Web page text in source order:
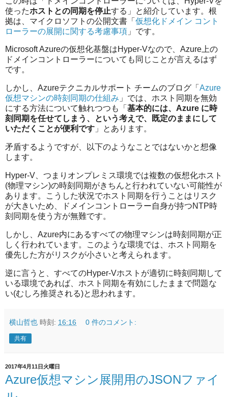
使ったホストとの同期を停止する」と紹介しています。根
拠は、マイクロソフトの公開文書「 仮想化ドメイン コント
ローラーの展開に関する考慮事項 」です。
Microsoft Azureの仮想化基盤はHyper-Vなので、Azure上の
ドメインコントローラーについても同じことが言えるはず
です。
しかし、Azureテクニカルサポート チームのブログ「 Azure
仮想マシンの時刻同期の仕組み 」では、ホスト同期を無効
にする方法について触れつつも「 基本的には、Azure に時
刻同期を任せてしまう、という考えで、既定のままにして
いただくことが便利です 」とあります。
矛盾するようですが、以下のようなことではないかと想像
します。
Hyper-V、つまりオンプレミス環境では複数の仮想化ホスト
(物理マシン)の時刻同期がきちんと行われていない可能性が
あります。こうした状況でホスト同期を行うことはリスク
が大きいため、ドメインコントローラー自身が持つNTP時
刻同期を使う方が無難です。
しかし、Azure内にあるすべての物理マシンは時刻同期が正
しく行われています。このような環境では、ホスト同期を
優先した方がリスクが小さいと考えられます。
逆に言うと、すべてのHyper-Vホストが適切に時刻同期して
いる環境であれば、ホスト同期を有効にしたままで問題な
い(むしろ推奨される)と思われます。
横山哲也 時刻: 16:16 0 件のコメント:
共有
2017年4月11日火曜日
Azure仮想マシン展開用のJSONファイ